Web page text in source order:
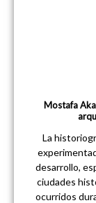
Mostafa
La
desarrollo,
ciudades
ocurridos